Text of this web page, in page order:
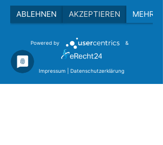
Datenschutz
Impressum
ABLEHNEN AKZEPTIEREN MEHR
Powered by &
Impressum Datenschutzerklärung